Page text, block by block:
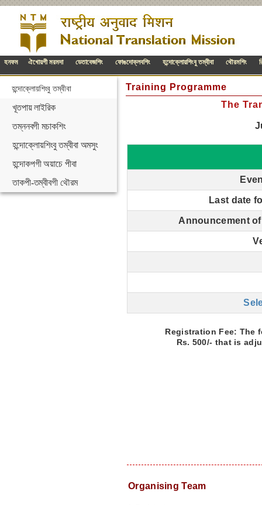
হনফম ঐখোয়গী মরমদা ডেতাবেজশিং ফোঙদোক্লবশিং হন্দোক্লোয়শিংবু তম্বীবা থৌরমশিং
হন্দোক্লোয়শিংবু তম্বীবা
খূতপায় লাইরিক
তম্ননবগী মচাকশিং
হন্দোক্লোয়শিংবু তম্বীবা অমসুং
হন্দোকপগী অয়াচে পীবা
তাকপী-তম্বীবগী থৌরম
Training Programme
The
Last date
Announcement
Registration Fee: The
Rs. 500/- that is
Organising Team